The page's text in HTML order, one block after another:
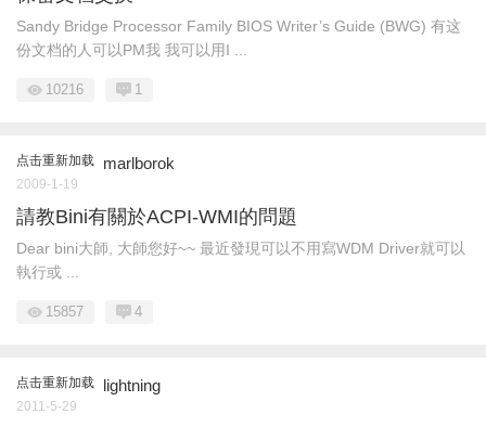
Sandy Bridge Processor Family BIOS Writer’s Guide (BWG) 有这
份文档的人可以PM我 我可以用I ...
10216 1
点击重新加载 marlborok
2009-1-19
請教Bini有關於ACPI-WMI的問題
Dear bini大師, 大師您好~~ 最近發現可以不用寫WDM Driver就可以
執行或 ...
15857 4
点击重新加载 lightning
2011-5-29